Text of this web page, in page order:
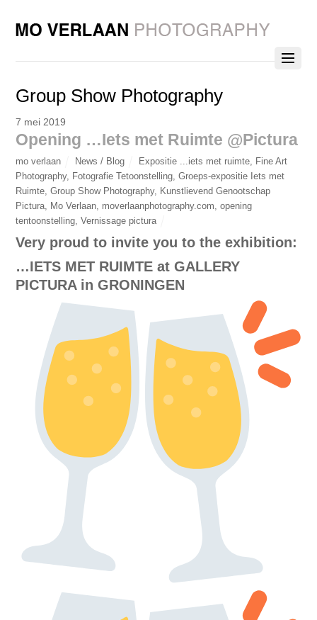
Group Show Photography
7 mei 2019
Opening …Iets met Ruimte @Pictura
mo verlaan News / Blog Expositie ...iets met ruimte,
Fine Art
Photography, Fotografie Tetoonstelling ,Groeps-expositie Iets met
Ruimte ,Group Show Photography, Kunstlievend Genootschap
Pictura
Mo Verlaan moverlaanphotography.com ,opening
tentoonstelling ,Vernissage pictura
Very proud to invite you to the exhibition:
…IETS MET RUIMTE at GALLERY
PICTURA in GRONINGEN